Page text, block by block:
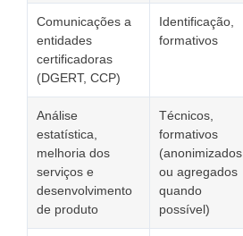
Comunicações a
entidades
certificadoras
(DGERT, CCP)
Identificação,
formativos
Análise
estatística,
melhoria dos
serviços e
desenvolvimento
de produto
Técnicos,
formativos
(anonimizados
ou agregados
quando
possível)